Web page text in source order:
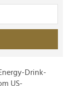
Drink-
US-